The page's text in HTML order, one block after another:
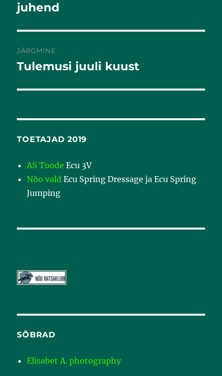
postitus:
juhend
JÄRGMINE
Järgmine
Tulemusi juuli kuust
TOETAJAD 2019
AS Toode Ecu 3V
Nõo vald Ecu Spring Dressage ja Ecu Spring
Jumping
SÕBRAD
Elisabet A. photography